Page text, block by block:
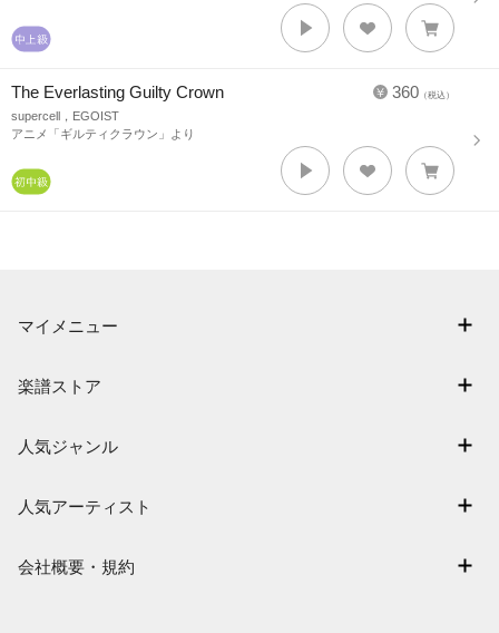
360 （税込）
The Everlasting Guilty Crown
supercell，EGOIST
アニメ「ギルティクラウン」より
マイメニュー
退会はこちら
楽譜ストア
難易度別に探す
まもなく配信
人気ジャンル
保育
人気アーティスト
会社概要・規約